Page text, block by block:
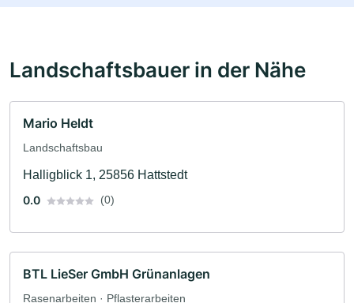
Landschaftsbauer in der Nähe
Mario Heldt
Landschaftsbau
Halligblick 1, 25856 Hattstedt
0.0
(0)
BTL LieSer GmbH Grünanlagen
Rasenarbeiten · Pflasterarbeiten